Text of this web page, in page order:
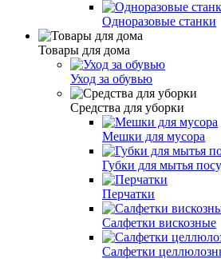
Одноразовые станки
Товары для дома
Уход за обувью
Средства для уборки
Мешки для мусора
Губки для мытья
Перчатки
Салфетки вискозные
Салфетки